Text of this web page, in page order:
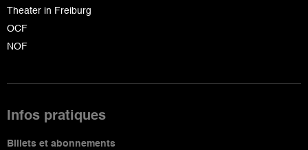
Theater in Freiburg
OCF
NOF
Infos pratiques
Billets et abonnements